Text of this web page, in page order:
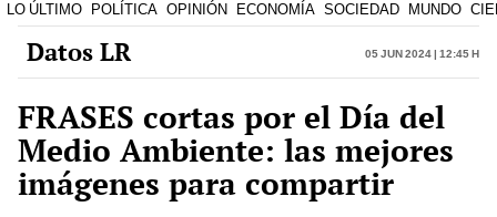
LO ÚLTIMO POLÍTICA OPINIÓN ECONOMÍA SOCIEDAD MUNDO
Datos LR 05 Jun 2024 | 12:45 h
FRASES cortas por el Día del
Medio Ambiente: las mejores
imágenes para compartir